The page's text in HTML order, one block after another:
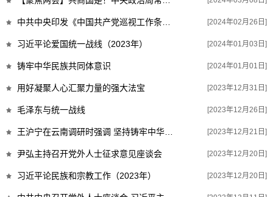
[2024年02月26日]
习近平论爱国统一战线（2023年） [2024年01月03日]
铸牢中华民族共同体意识 [2024年01月01日]
用好凝聚人心汇聚力量的强大法宝 [2023年12月31日]
毛泽东与统一战线 [2023年12月26日]
[2023年12月21日]
尹弘主持召开党外人士征求意见座谈会 [2023年12月20日]
习近平论民族和宗教工作（2023年） [2023年12月20日]